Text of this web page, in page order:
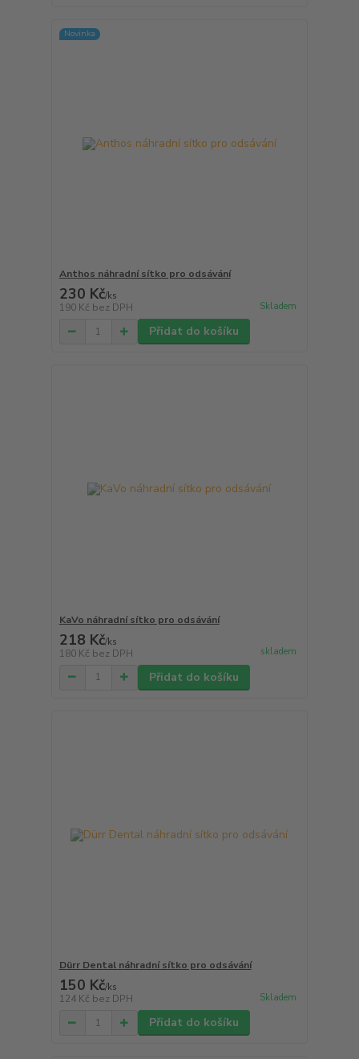
Novinka
Anthos náhradní sítko pro odsávání
230 Kč/ks
190 Kč bez DPH Skladem
Přidat do košíku
KaVo náhradní sítko pro odsávání
218 Kč/ks
180 Kč bez DPH skladem
Přidat do košíku
Dürr Dental náhradní sítko pro odsávání
150 Kč/ks
124 Kč bez DPH Skladem
Přidat do košíku